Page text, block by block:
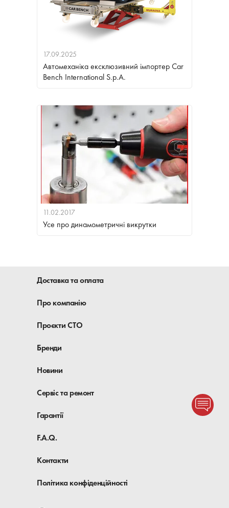
17.09.2025
Автомеханіка ексклюзивний імпортер Car
Bench International S.p.A.
11.02.2017
Усе про динамометричні викрутки
Доставка та оплата
Про компанію
Проєкти СТО
Бренди
Новини
Сервіс та ремонт
Гарантії
F.A.Q.
Контакти
Політика конфіденційності